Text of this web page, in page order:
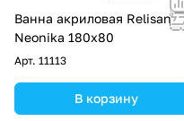
Ванна акриловая Relisan
Neonika 180х80
Арт. 11113
В корзину